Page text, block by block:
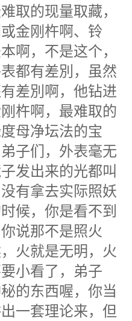
取的现量取藏，
金刚杵啊、铃
啊，不是这个，
都有差別，虽然
差別啊，他钻进
杵啊，最难取的
母净坛法的宝
子们，外表毫无
发出来的光都叫
有拿去实际照妖
候，你是看不到
说那不是照火
火就是无明，火
小看了，弟子
的东西喔，你当
一套理论来，但